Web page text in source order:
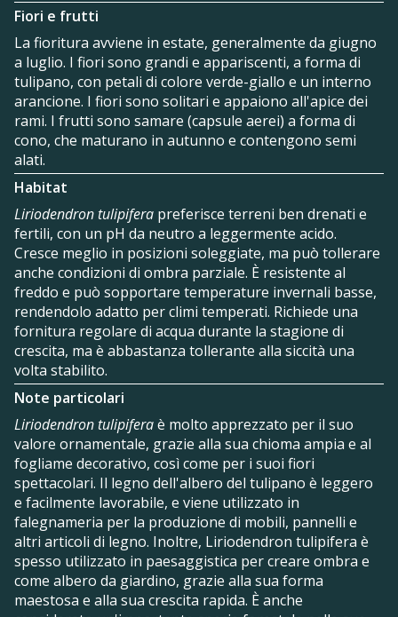
Fiori e frutti
La fioritura avviene in estate, generalmente da giugno
a luglio. I fiori sono grandi e appariscenti, a forma di
tulipano, con petali di colore verde-giallo e un interno
arancione. I fiori sono solitari e appaiono all'apice dei
rami. I frutti sono samare (capsule aerei) a forma di
cono, che maturano in autunno e contengono semi
alati.
Habitat
Liriodendron tulipifera preferisce terreni ben drenati e
fertili, con un pH da neutro a leggermente acido.
Cresce meglio in posizioni soleggiate, ma può tollerare
anche condizioni di ombra parziale. È resistente al
freddo e può sopportare temperature invernali basse,
rendendolo adatto per climi temperati. Richiede una
fornitura regolare di acqua durante la stagione di
crescita, ma è abbastanza tollerante alla siccità una
volta stabilito.
Note particolari
Liriodendron tulipiferaè molto apprezzato per il suo
valore ornamentale, grazie alla sua chioma ampia e al
fogliame decorativo, così come per i suoi fiori
spettacolari. Il legno dell'albero del tulipano è leggero
e facilmente lavorabile, e viene utilizzato in
falegnameria per la produzione di mobili, pannelli e
altri articoli di legno. Inoltre, Liriodendron tulipifera è
spesso utilizzato in paesaggistica per creare ombra e
come albero da giardino, grazie alla sua forma
maestosa e alla sua crescita rapida. È anche